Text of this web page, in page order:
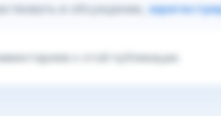
в обсуждении,
к этой публикации.